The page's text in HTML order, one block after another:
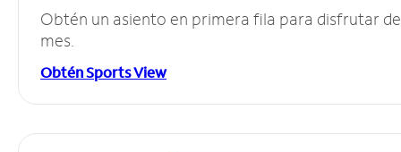
Obtén un asiento en primera fila para disfrutar
mes.
Obtén Sports View